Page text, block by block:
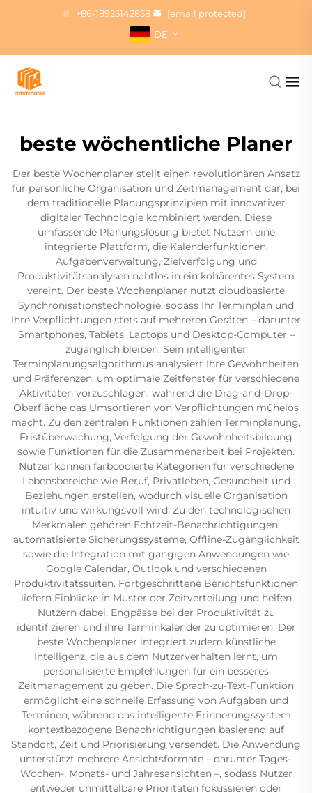
+86-18925142858
[email protected]
DE
beste wöchentliche Planer
Der beste Wochenplaner stellt einen revolutionären Ansatz
für persönliche Organisation und Zeitmanagement dar, bei
dem traditionelle Planungsprinzipien mit innovativer
digitaler Technologie kombiniert werden. Diese
umfassende Planungslösung bietet Nutzern eine
integrierte Plattform, die Kalenderfunktionen,
Aufgabenverwaltung, Zielverfolgung und
Produktivitätsanalysen nahtlos in ein kohärentes System
vereint. Der beste Wochenplaner nutzt cloudbasierte
Synchronisationstechnologie, sodass Ihr Terminplan und
Ihre Verpflichtungen stets auf mehreren Geräten – darunter
Smartphones, Tablets, Laptops und Desktop-Computer –
zugänglich bleiben. Sein intelligenter
Terminplanungsalgorithmus analysiert Ihre Gewohnheiten
und Präferenzen, um optimale Zeitfenster für verschiedene
Aktivitäten vorzuschlagen, während die Drag-and-Drop-
Oberfläche das Umsortieren von Verpflichtungen mühelos
macht. Zu den zentralen Funktionen zählen Terminplanung,
Fristüberwachung, Verfolgung der Gewohnheitsbildung
sowie Funktionen für die Zusammenarbeit bei Projekten.
Nutzer können farbcodierte Kategorien für verschiedene
Lebensbereiche wie Beruf, Privatleben, Gesundheit und
Beziehungen erstellen, wodurch visuelle Organisation
intuitiv und wirkungsvoll wird. Zu den technologischen
Merkmalen gehören Echtzeit-Benachrichtigungen,
automatisierte Sicherungssysteme, Offline-Zugänglichkeit
sowie die Integration mit gängigen Anwendungen wie
Google Calendar, Outlook und verschiedenen
Produktivitätssuiten. Fortgeschrittene Berichtsfunktionen
liefern Einblicke in Muster der Zeitverteilung und helfen
Nutzern dabei, Engpässe bei der Produktivität zu
identifizieren und ihre Terminkalender zu optimieren. Der
beste Wochenplaner integriert zudem künstliche
Intelligenz, die aus dem Nutzerverhalten lernt, um
personalisierte Empfehlungen für ein besseres
Zeitmanagement zu geben. Die Sprach-zu-Text-Funktion
ermöglicht eine schnelle Erfassung von Aufgaben und
Terminen, während das intelligente Erinnerungssystem
kontextbezogene Benachrichtigungen basierend auf
Standort, Zeit und Priorisierung versendet. Die Anwendung
unterstützt mehrere Ansichtsformate – darunter Tages-,
Wochen-, Monats- und Jahresansichten –, sodass Nutzer
entweder unmittelbare Prioritäten fokussieren oder